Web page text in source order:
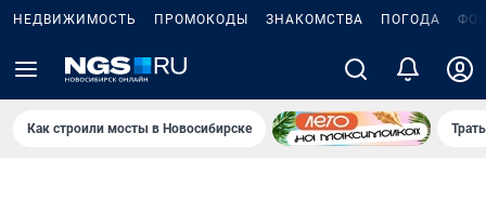
НЕДВИЖИМОСТЬ ПРОМОКОДЫ ЗНАКОМСТВА ПОГОДА
Как строили мосты в Новосибирске